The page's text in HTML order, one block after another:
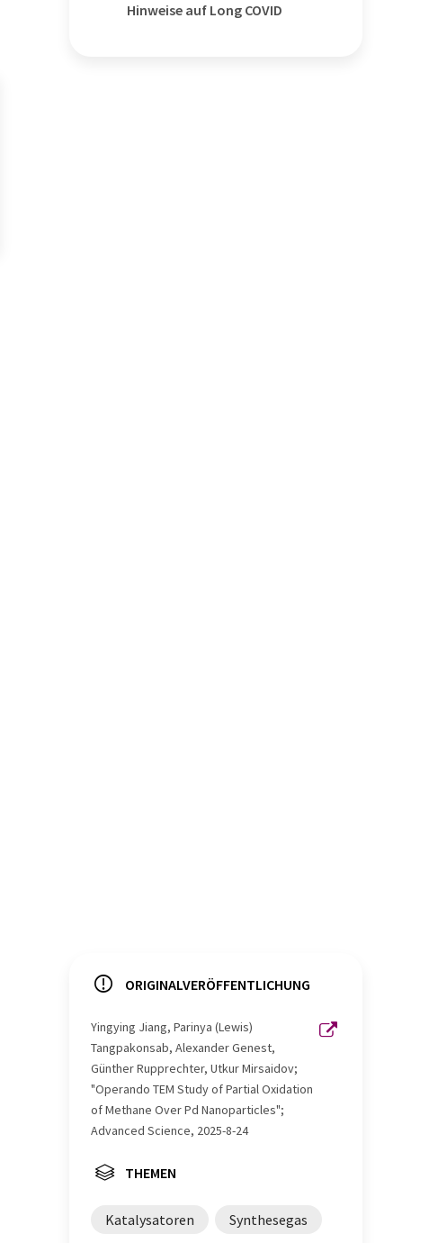
Hinweise auf Long COVID
ORIGINALVERÖFFENTLICHUNG
Yingying Jiang, Parinya (Lewis)
Tangpakonsab, Alexander Genest,
Günther Rupprechter, Utkur Mirsaidov;
"Operando TEM Study of Partial Oxidation
of Methane Over Pd Nanoparticles";
Advanced Science, 2025-8-24
THEMEN
Katalysatoren Synthesegas